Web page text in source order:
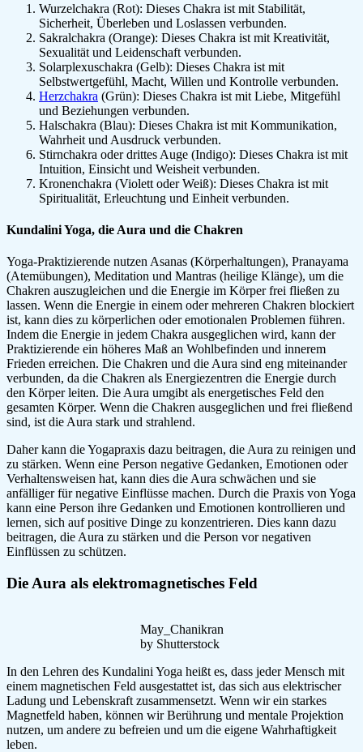
Wurzelchakra (Rot): Dieses Chakra ist mit Stabilität,
Sicherheit, Überleben und Loslassen verbunden.
Sakralchakra (Orange): Dieses Chakra ist mit Kreativität,
Sexualität und Leidenschaft verbunden.
Solarplexuschakra (Gelb): Dieses Chakra ist mit
Selbstwertgefühl, Macht, Willen und Kontrolle verbunden.
Herzchakra (Grün): Dieses Chakra ist mit Liebe, Mitgefühl
und Beziehungen verbunden.
Halschakra (Blau): Dieses Chakra ist mit Kommunikation,
Wahrheit und Ausdruck verbunden.
Stirnchakra oder drittes Auge (Indigo): Dieses Chakra ist mit
Intuition, Einsicht und Weisheit verbunden.
Kronenchakra (Violett oder Weiß): Dieses Chakra ist mit
Spiritualität, Erleuchtung und Einheit verbunden.
Kundalini Yoga, die Aura und die Chakren
Yoga-Praktizierende nutzen Asanas (Körperhaltungen), Pranayama
(Atemübungen), Meditation und Mantras (heilige Klänge), um die
Chakren auszugleichen und die Energie im Körper frei fließen zu
lassen. Wenn die Energie in einem oder mehreren Chakren blockiert
ist, kann dies zu körperlichen oder emotionalen Problemen führen.
Indem die Energie in jedem Chakra ausgeglichen wird, kann der
Praktizierende ein höheres Maß an Wohlbefinden und innerem
Frieden erreichen. Die Chakren und die Aura sind eng miteinander
verbunden, da die Chakren als Energiezentren die Energie durch
den Körper leiten. Die Aura umgibt als energetisches Feld den
gesamten Körper. Wenn die Chakren ausgeglichen und frei fließend
sind, ist die Aura stark und strahlend.
Daher kann die Yogapraxis dazu beitragen, die Aura zu reinigen und
zu stärken. Wenn eine Person negative Gedanken, Emotionen oder
Verhaltensweisen hat, kann dies die Aura schwächen und sie
anfälliger für negative Einflüsse machen. Durch die Praxis von Yoga
kann eine Person ihre Gedanken und Emotionen kontrollieren und
lernen, sich auf positive Dinge zu konzentrieren. Dies kann dazu
beitragen, die Aura zu stärken und die Person vor negativen
Einflüssen zu schützen.
Die Aura als elektromagnetisches Feld
May_Chanikran
by Shutterstock
In den Lehren des Kundalini Yoga heißt es, dass jeder Mensch mit
einem magnetischen Feld ausgestattet ist, das sich aus elektrischer
Ladung und Lebenskraft zusammensetzt. Wenn wir ein starkes
Magnetfeld haben, können wir Berührung und mentale Projektion
nutzen, um andere zu befreien und um die eigene Wahrhaftigkeit
leben.